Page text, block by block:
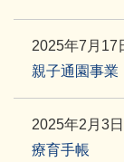
2025年7月17
親子通園事業
2025年2月3
療育手帳